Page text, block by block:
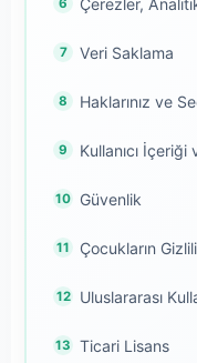
Veri Saklama
Haklarınız ve
Kullanıcı
Güvenlik
Çocukların
Uluslararası
Ticari Lisans